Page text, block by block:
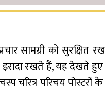
सामग्री को सुरक्षित
रखते हैं, यह देखते हुए
चरित्र परिचय पोस्टरों